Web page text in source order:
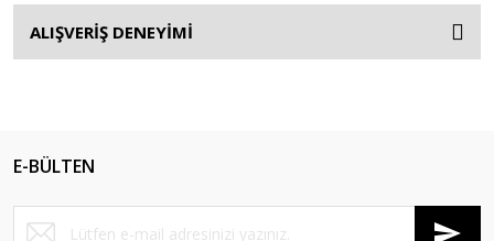
ALIŞVERİŞ DENEYİMİ
E-BÜLTEN